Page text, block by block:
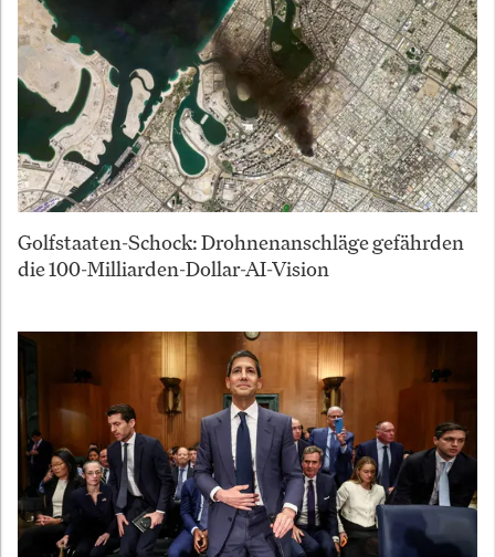
Golfstaaten-Schock: Drohnenanschläge gefährden
die 100-Milliarden-Dollar-AI-Vision